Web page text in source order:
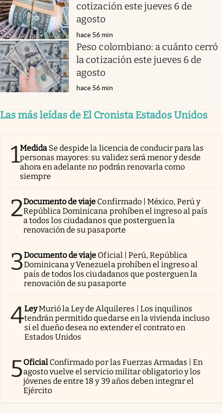
cotización este jueves 6 de
agosto
hace 56 min
Peso colombiano: a cuánto cerró
la cotización este jueves 6 de
agosto
hace 56 min
Las más leídas de El Cronista Estados Unidos
1Medida Se despide la licencia de conducir para las
personas mayores: su validez será menor y desde
ahora en adelante no podrán renovarla como
siempre
2Documento de viaje Confirmado | México, Perú y
República Dominicana prohíben el ingreso al país
a todos los ciudadanos que posterguen la
renovación de su pasaporte
3Documento de viaje Oficial | Perú, República
Dominicana y Venezuela prohíben el ingreso al
país de todos los ciudadanos que posterguen la
renovación de su pasaporte
4LeyMurió la Ley de Alquileres | Los inquilinos
tendrán permitido quedarse en la vivienda incluso
si el dueño desea no extender el contrato en
Estados Unidos
5Oficial Confirmado por las Fuerzas Armadas | En
agosto vuelve el servicio militar obligatorio y los
jóvenes de entre 18 y 39 años deben integrar el
Ejército